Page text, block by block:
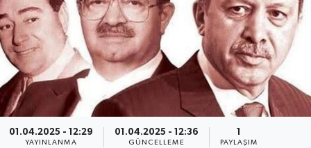
01.04.2025 - 12:29
YAYINLANMA
01.04.2025 - 12:36
GÜNCELLEME
1
PAYLAŞIM
Ekonomi
Genel
Gündem
Haberde İnsan